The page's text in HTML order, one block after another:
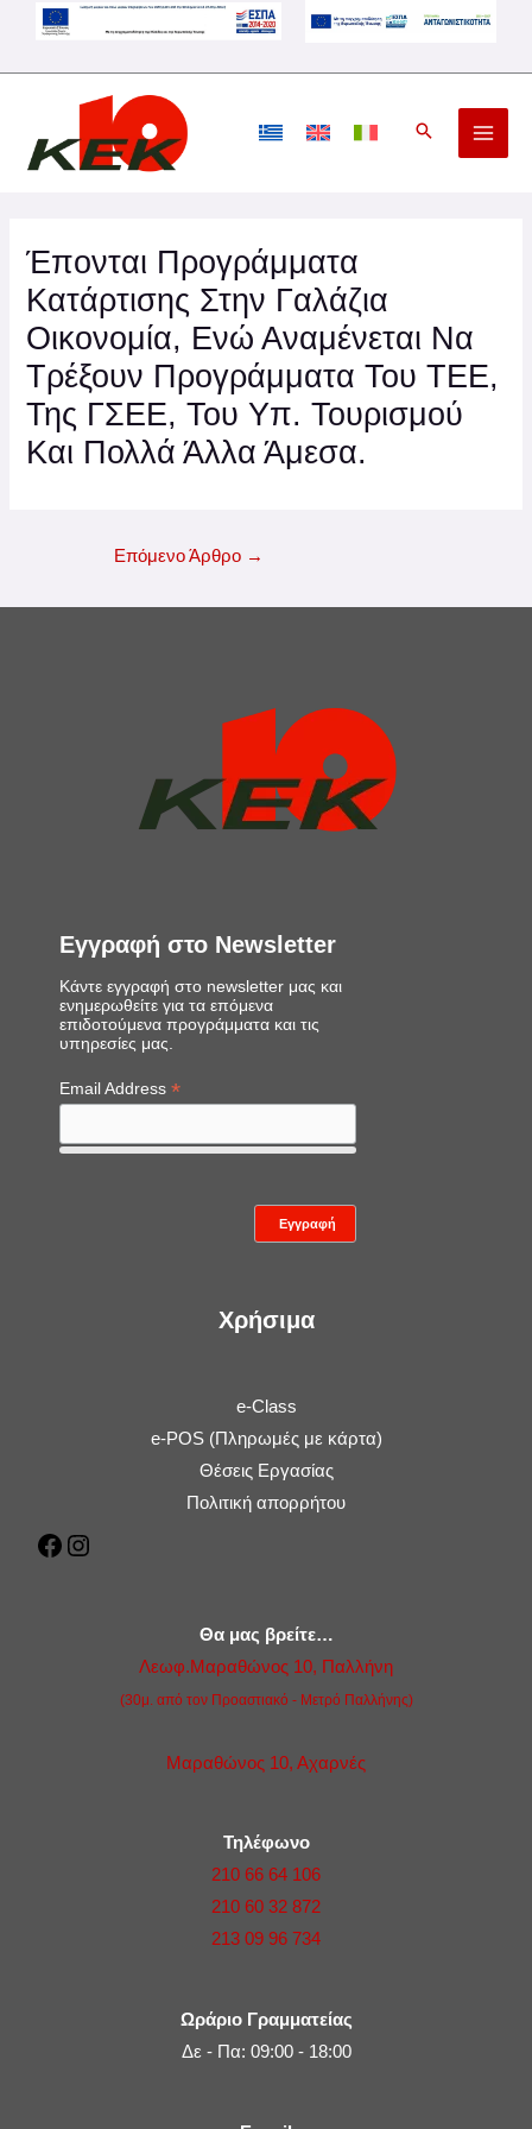
Μετάβαση
περιεχόμενο
Έπονται Προγράμματα
Κατάρτισης Στην Γαλάζια
Οικονομία, Ενώ Αναμένεται Να
Τρέξουν Προγράμματα Του ΤΕΕ,
Της ΓΣΕΕ, Του Υπ. Τουρισμού
Και Πολλά Άλλα Άμεσα.
Επόμενο Άρθρο →
Εγγραφή στο Newsletter
Κάντε εγγραφή στο newsletter μας και
ενημερωθείτε για τα επόμενα
επιδοτούμενα προγράμματα και τις
υπηρεσίες μας.
Email Address *
Χρήσιμα
e-Class
e-POS (Πληρωμές με κάρτα)
Θέσεις Εργασίας
Πολιτική απορρήτου
Facebook
Θα μας βρείτε…
Λεωφ.Μαραθώνος 10, Παλλήνη
(30μ. από τον Προαστιακό - Μετρό Παλλήνης)
Μαραθώνος 10, Αχαρνές
Τηλέφωνο
210 66 64 106
210 60 32 872
213 09 96 734
Ωράριο Γραμματείας
Δε - Πα: 09:00 - 18:00